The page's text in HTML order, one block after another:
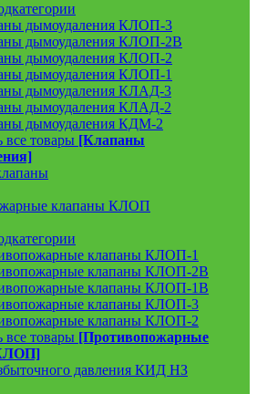
дымоудаления КЛОП-3
дымоудаления КЛОП-2В
дымоудаления КЛОП-2
дымоудаления КЛОП-1
дымоудаления КЛАД-3
дымоудаления КЛАД-2
дымоудаления КДМ-2
все товары [Клапаны
клапаны КЛОП
клапаны КЛОП-1
клапаны КЛОП-2В
клапаны КЛОП-1В
клапаны КЛОП-3
клапаны КЛОП-2
все товары [Противопожарные
давления КИД НЗ